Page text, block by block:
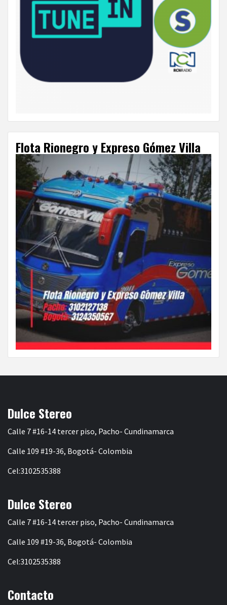
Flota Rionegro y Expreso Gómez Villa
Dulce Stereo
Calle 7 #16-14 tercer piso, Pacho- Cundinamarca
Calle 109 #19-36, Bogotá- Colombia
Cel:3102535388
Dulce Stereo
Calle 7 #16-14 tercer piso, Pacho- Cundinamarca
Calle 109 #19-36, Bogotá- Colombia
Cel:3102535388
Contacto